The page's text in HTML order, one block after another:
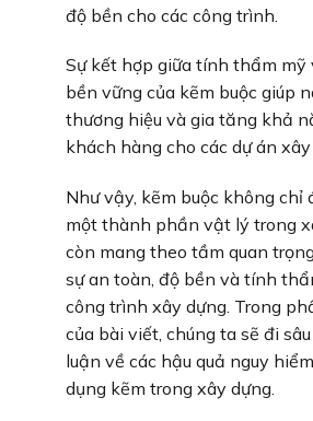
độ bền cho các công trình.
Sự kết hợp giữa tính thẩm
bền vững của kẽm buộc giúp
thương hiệu và gia tăng khả
khách hàng cho các dự án xây
Như vậy, kẽm buộc không chỉ
một thành phần vật lý trong
còn mang theo tầm quan
sự an toàn, độ bền và tính
công trình xây dựng. Trong
của bài viết, chúng ta sẽ đi
luận về các hậu quả nguy
dụng kẽm trong xây dựng.